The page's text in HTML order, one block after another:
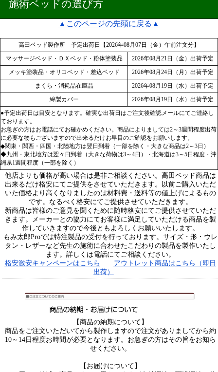
施術ベッドの選び方
▲このページの先頭に戻る▲
高田ベッド製作所 予定出荷日【2026年08月07日（金）午前注文分】
マッサージベッド・ＤＸベッド・粉体塗装品
2026年08月21日（金）出荷予定
メッキ塗装品・オリコベッド・差込ベッド
2026年08月24日（月）出荷予定
まくら・消耗品在庫品
2026年08月19日（水）出荷予定
綿製カバー
2026年08月19日（水）出荷予定
●予定出荷日は目安となります。確実な出荷日はご注文後確認メールにてご連絡し
ております。
お急ぎの方はお電話にてお確かめください。商品によりましては2～3週間程度出荷
に必要な物もございますので出来るだけお早目のご確認をお願いします。
◆関東・関西・四国・北陸地方は翌日到着（一部を除く・大きな商品は2～3日）
◆九州・東北地方は翌々日到着（大きな荷物は3～4日）・北海道は3～5日程度・沖
縄県1週間程度（一部を除く）
他店よりも価格が高い場合は是非ご相談ください。高田ベッド商品は
出来るだけ格安にてご提供をさせていただきます。以前ご購入いただ
いた価格より高くなりましたのは材料費・送料等の値上げによるもの
です。なるべく格安にてご提供させていただきます。
新商品は皆様のご意見を聞くために随時格安にてご提供させていただ
きます。メーカーとの協力にてお客様に満足していただける商品を製
作していきますので今後ともよろしくお願いいたします。
もみ太郎Proでは特注製品の受付を行っております。サイズ・形・ウレ
タン・レザーなど先生の施術に合わせたこだわりの製品を製作いたし
ます。詳しくは電話にてご相談ください。
格安激安キャンペーンはこちら
アウトレット商品はこちら（即日
出荷）
【商品の納期について】
商品をご注文いただいてから製作しますので注文がありましてから約
10～14日程度お時間が必要となります。お急ぎの方はその旨をお知ら
せください。
【お届けについて】